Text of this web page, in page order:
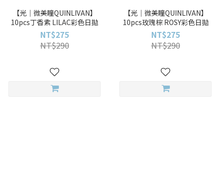
【光｜微美瞳QUINLIVAN】
10pcs丁香紫 LILAC彩色日拋
NT$275
NT$290
【光｜微美瞳QUINLIVAN】
10pcs玫瑰棕 ROSY彩色日拋
NT$275
NT$290